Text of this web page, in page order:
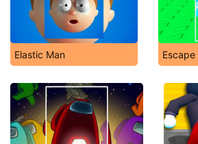
Elastic Man